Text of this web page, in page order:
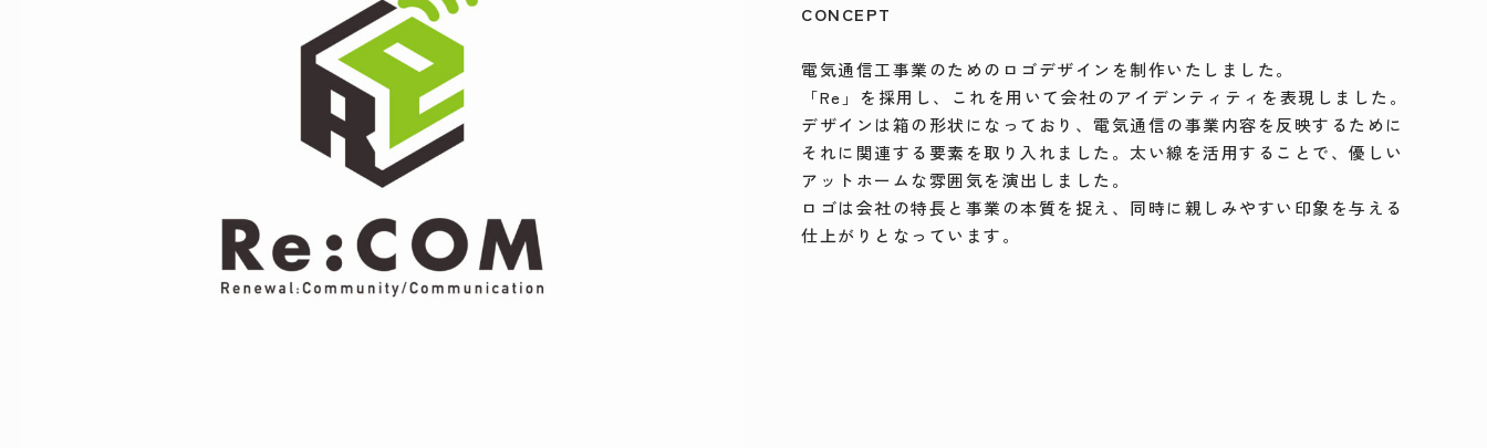
CONCEPT
電気通信工事業のためのロゴデザインを制作いたしました。
「Re」を採用し、これを用いて会社のアイデンティティを表現しました。
デザインは箱の形状になっており、電気通信の事業内容を反映するために
それに関連する要素を取り入れました。太い線を活用することで、優しい
アットホームな雰囲気を演出しました。
ロゴは会社の特長と事業の本質を捉え、同時に親しみやすい印象を与える
仕上がりとなっています。